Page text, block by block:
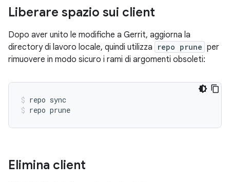
Liberare spazio sui client
Dopo aver unito le modifiche a Gerrit, aggiorna la
directory di lavoro locale, quindi utilizza
repo prune per
rimuovere in modo sicuro i rami di argomenti obsoleti:
repo sync
repo prune
Elimina client